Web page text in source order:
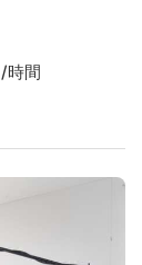
/時間